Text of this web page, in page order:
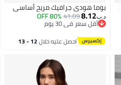
2
بوما هودي جرافيك مريح أساسي
د.ب‏8.12
41.09
80% OFF
أقل سعر في 30 يوم
أقل سعر في 30 يوم
احصل عليه خلال 12 - 13